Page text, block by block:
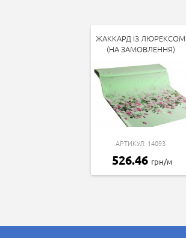
ЖАККАРД ІЗ ЛЮРЕКСОМ
(НА ЗАМОВЛЕННЯ)
АРТИКУЛ: 14093
526.46 грн/м